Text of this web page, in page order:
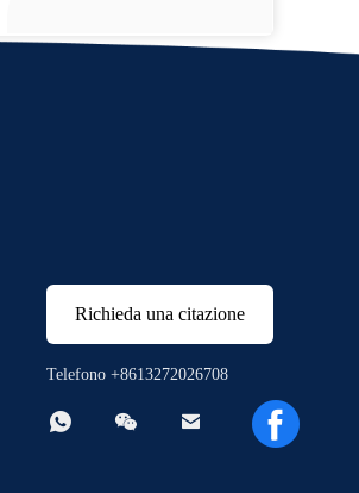
Richieda una citazione
Telefono +8613272026708
  